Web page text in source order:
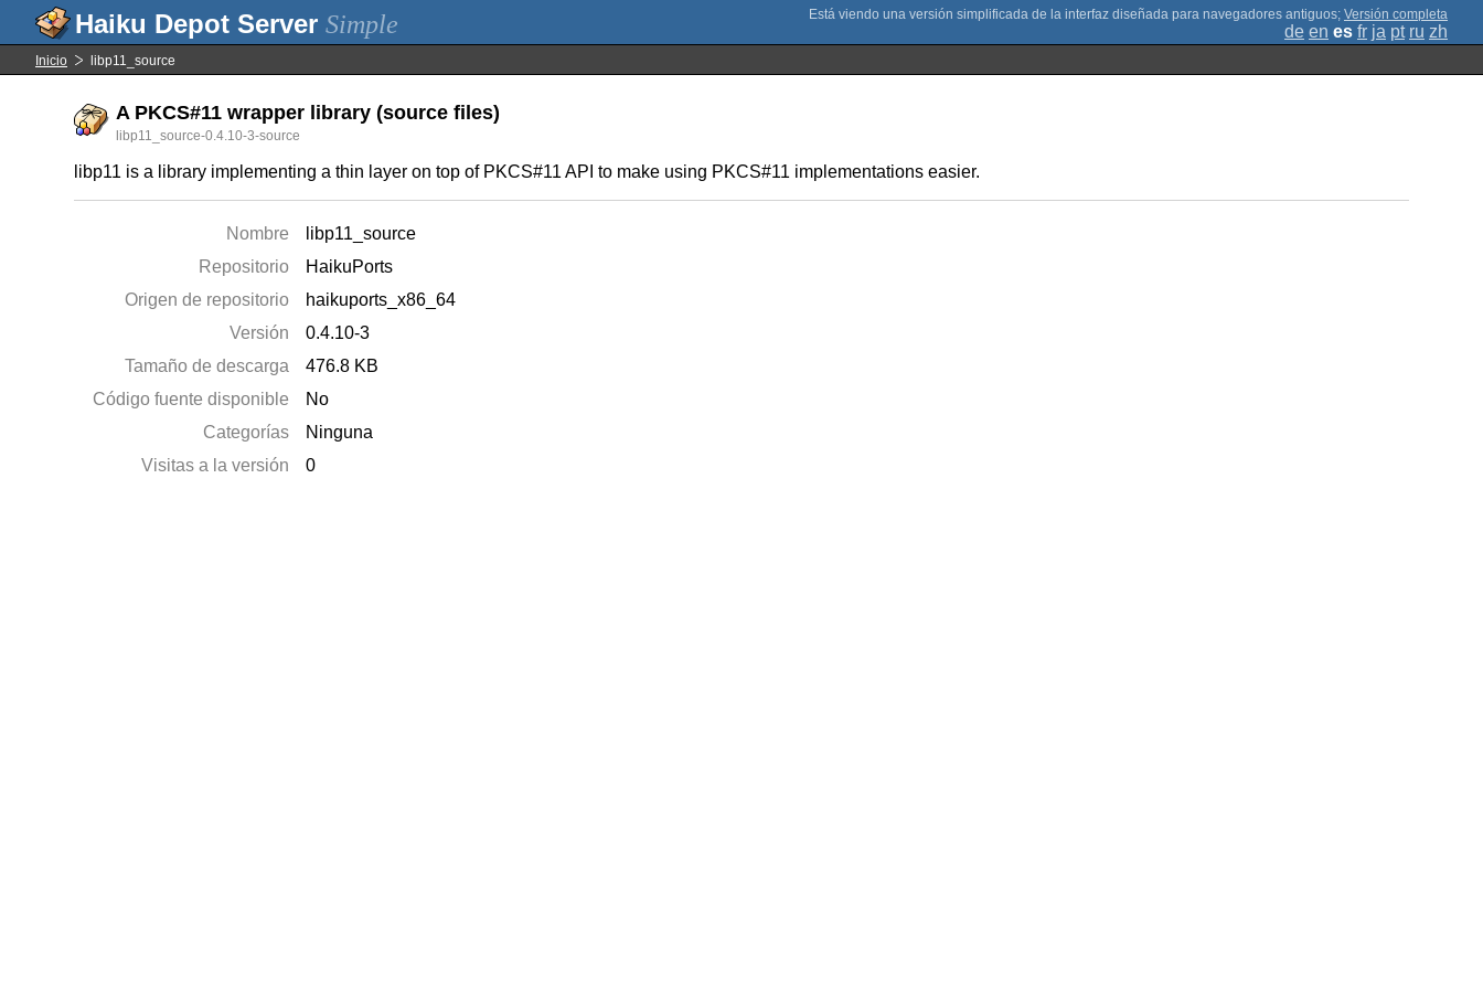
Simple ; Versión completa
de en es fr ja pt ru zh
Inicio libp11_source
A PKCS#11 wrapper library (source files)
libp11_source-0.4.10-3-source
libp11 is a library implementing a thin layer on top of PKCS#11 API to make using PKCS#11 implementations easier.
Nombre
libp11_source
Repositorio
HaikuPorts
Origen de repositorio
haikuports_x86_64
Versión
0.4.10-3
Tamaño de descarga
476.8 KB
Código fuente disponible
No
Categorías
Ninguna
Visitas a la versión
0